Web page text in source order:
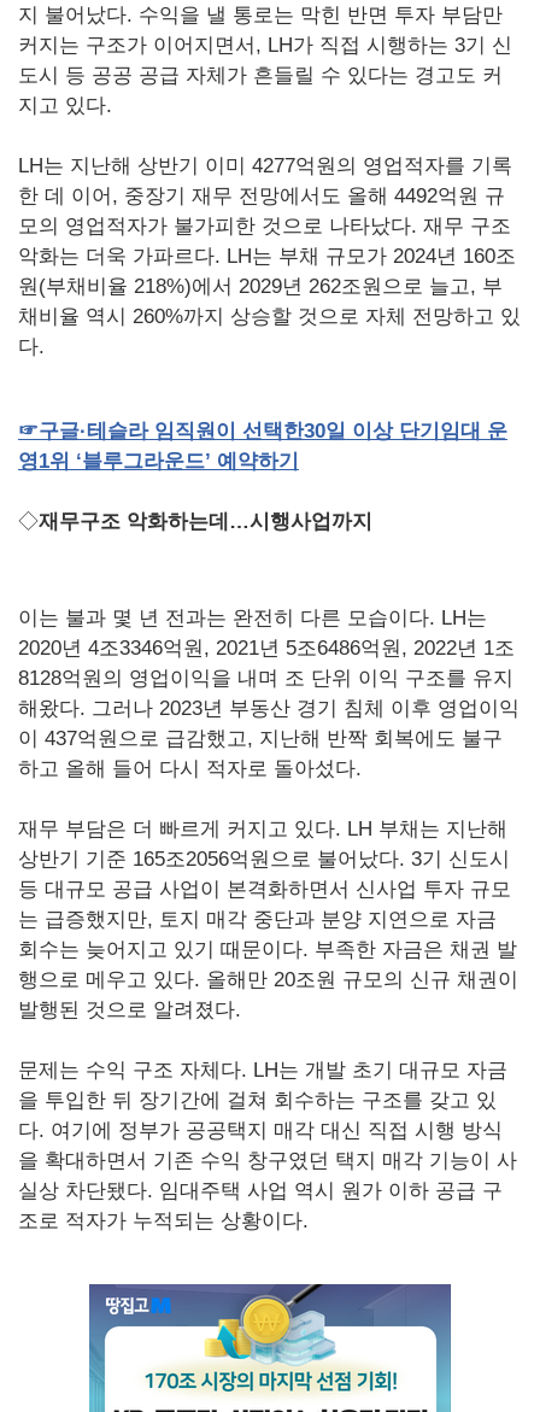
지 불어났다. 수익을 낼 통로는 막힌 반면 투자 부담만
커지는 구조가 이어지면서, LH가 직접 시행하는 3기 신
도시 등 공공 공급 자체가 흔들릴 수 있다는 경고도 커
지고 있다.
LH는 지난해 상반기 이미 4277억원의 영업적자를 기록
한 데 이어, 중장기 재무 전망에서도 올해 4492억원 규
모의 영업적자가 불가피한 것으로 나타났다. 재무 구조
악화는 더욱 가파르다. LH는 부채 규모가 2024년 160조
원(부채비율 218%)에서 2029년 262조원으로 늘고, 부
채비율 역시 260%까지 상승할 것으로 자체 전망하고 있
다.
☞구글·테슬라 임직원이 선택한30일 이상 단기임대 운
영1위 ‘블루그라운드’ 예약하기
◇재무구조 악화하는데…시행사업까지
이는 불과 몇 년 전과는 완전히 다른 모습이다. LH는
2020년 4조3346억원, 2021년 5조6486억원, 2022년 1조
8128억원의 영업이익을 내며 조 단위 이익 구조를 유지
해왔다. 그러나 2023년 부동산 경기 침체 이후 영업이익
이 437억원으로 급감했고, 지난해 반짝 회복에도 불구
하고 올해 들어 다시 적자로 돌아섰다.
재무 부담은 더 빠르게 커지고 있다. LH 부채는 지난해
상반기 기준 165조2056억원으로 불어났다. 3기 신도시
등 대규모 공급 사업이 본격화하면서 신사업 투자 규모
는 급증했지만, 토지 매각 중단과 분양 지연으로 자금
회수는 늦어지고 있기 때문이다. 부족한 자금은 채권 발
행으로 메우고 있다. 올해만 20조원 규모의 신규 채권이
발행된 것으로 알려졌다.
문제는 수익 구조 자체다. LH는 개발 초기 대규모 자금
을 투입한 뒤 장기간에 걸쳐 회수하는 구조를 갖고 있
다. 여기에 정부가 공공택지 매각 대신 직접 시행 방식
을 확대하면서 기존 수익 창구였던 택지 매각 기능이 사
실상 차단됐다. 임대주택 사업 역시 원가 이하 공급 구
조로 적자가 누적되는 상황이다.